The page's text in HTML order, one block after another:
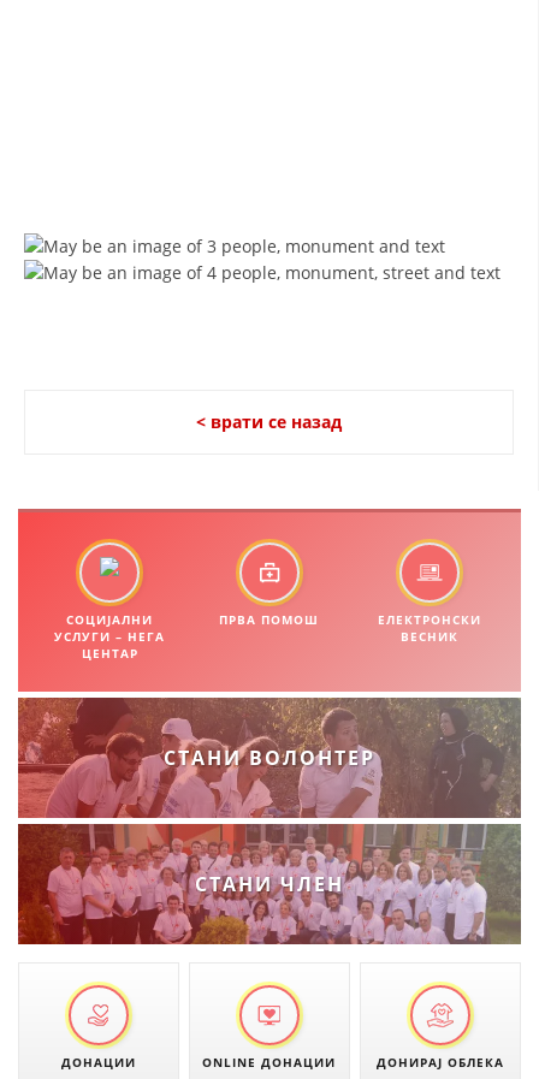
ТИМОВИ НА ООЦК ОХРИД
МЕЃУНАРОДНА СОРАБОТКА
ЗДРАВСТВЕНО ПРЕВЕНТИВНА ДЕЈНОСТ
ПРВА ПОМОШ
ИНФОРМАЦИИ ЗА БОЛЕСТИ
МЕНАЏМЕНТ НА ВОЛОНТЕРИ
ЗА НАС
ДЕЈСТВУВАЊЕ
ПРИРАЧНИЦИ
< врати се назад
СОЦИЈАЛНИ
УСЛУГИ – НЕГА
ЦЕНТАР
ПРВА ПОМОШ
ЕЛЕКТРОНСКИ
ВЕСНИК
СТАНИ ВОЛОНТЕР
СТАНИ ЧЛЕН
ДОНАЦИИ ONLINE ДОНАЦИИ ДОНИРАЈ ОБЛЕКА